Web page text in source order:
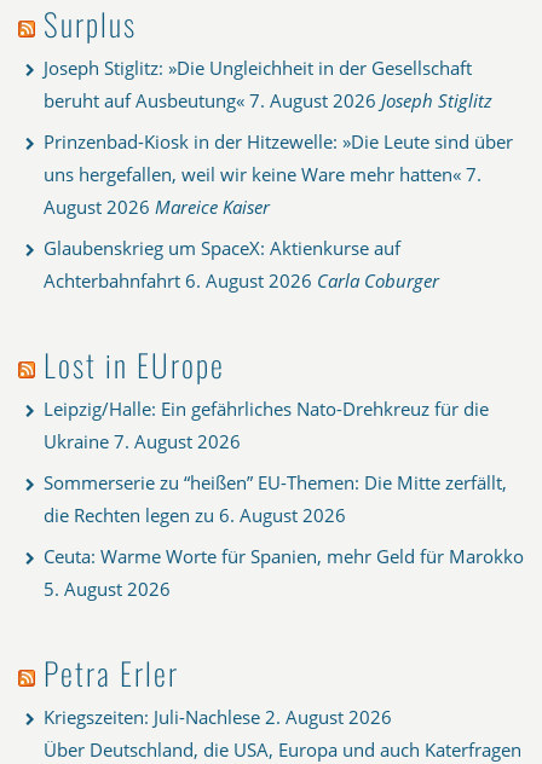
Surplus
Joseph Stiglitz: »Die Ungleichheit in der Gesellschaft
beruht auf Ausbeutung« 7. August 2026 Joseph Stiglitz
Prinzenbad-Kiosk in der Hitzewelle: »Die Leute sind über
uns hergefallen, weil wir keine Ware mehr hatten« 7.
August 2026 Mareice Kaiser
Glaubenskrieg um SpaceX: Aktienkurse auf
Achterbahnfahrt 6. August 2026 Carla Coburger
Lost in EUrope
Leipzig/Halle: Ein gefährliches Nato-Drehkreuz für die
Ukraine 7. August 2026
Sommerserie zu “heißen” EU-Themen: Die Mitte zerfällt,
die Rechten legen zu 6. August 2026
Ceuta: Warme Worte für Spanien, mehr Geld für Marokko
5. August 2026
Petra Erler
Kriegszeiten: Juli-Nachlese 2. August 2026
Über Deutschland, die USA, Europa und auch Katerfragen